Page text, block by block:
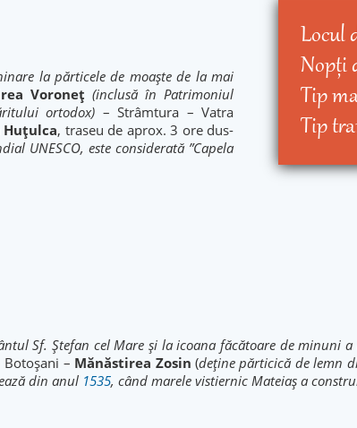
Locul
Nopţi
Tip
Tip
la părticele de moaște de la mai
Voroneț (inclusă în Patrimoniul
ortodox) – Strâmtura – Vatra
, traseu de aprox. 3 ore dus-
UNESCO, este considerată ”Capela
Sf. Ștefan cel Mare și la icoana făcătoare de minuni
Botoșani – Mănăstirea Zosin(deține părticică de lemn
din anul 1535, când marele vistiernic Mateiaș a